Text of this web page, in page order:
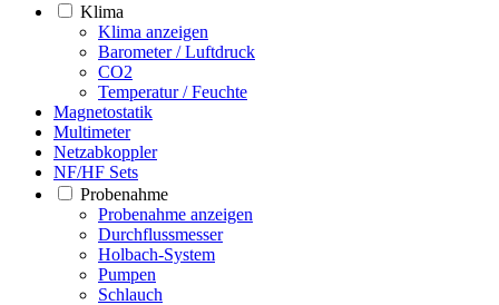
Klima
Klima anzeigen
Barometer / Luftdruck
CO2
Temperatur / Feuchte
Magnetostatik
Multimeter
Netzabkoppler
NF/HF Sets
Probenahme
Probenahme anzeigen
Durchflussmesser
Holbach-System
Pumpen
Schlauch